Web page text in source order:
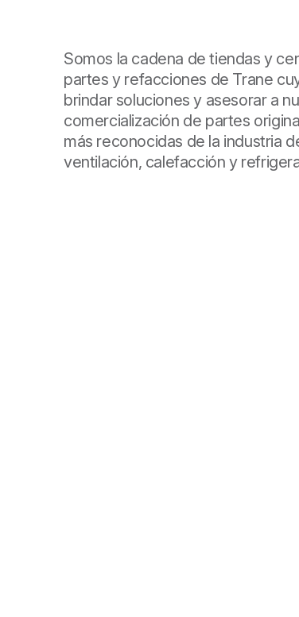
Somos la cadena de tiendas y
partes y refacciones de Trane
brindar soluciones y asesorar a
comercialización de partes
más reconocidas de la industria
ventilación, calefacción y